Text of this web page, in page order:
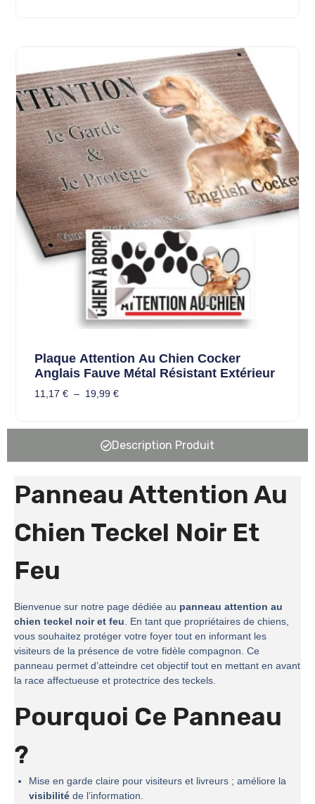
Plaque Attention Au Chien Cocker
Anglais Fauve Métal Résistant Extérieur
11,17 € – 19,99 €
Description Produit
Panneau Attention Au
Chien Teckel Noir Et
Feu
Bienvenue sur notre page dédiée au panneau attention au
chien teckel noir et feu. En tant que propriétaires de chiens,
vous souhaitez protéger votre foyer tout en informant les
visiteurs de la présence de votre fidèle compagnon. Ce
panneau permet d’atteindre cet objectif tout en mettant en avant
la race affectueuse et protectrice des teckels.
Pourquoi Ce Panneau
?
Mise en garde claire pour visiteurs et livreurs ; améliore la
visibilité de l’information.